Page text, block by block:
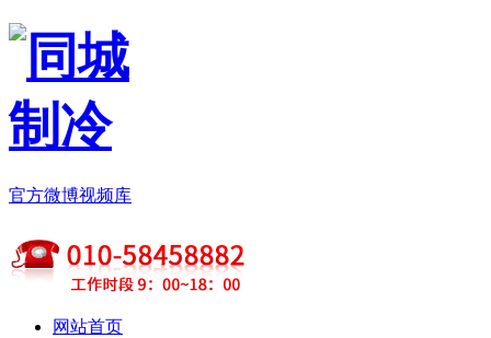
官方微博视频库
网站首页